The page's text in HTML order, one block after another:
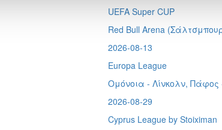
UEFA Super CUP
Red Bull Arena (
2026-08-13
Europa League
Ομόνοια - Λίνκολν, Πάφος
2026-08-29
Cyprus League by Stoiximan